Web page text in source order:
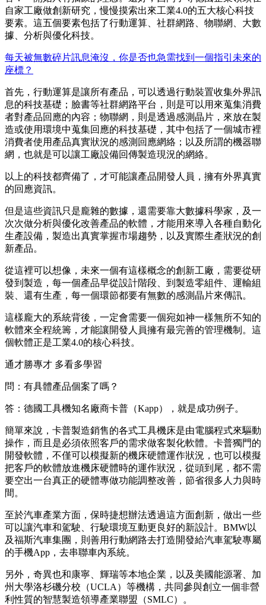
自家工廠做創新研究，慢慢摸索出來工業4.0的五大核心科技
要素。這五個要素包括了行動運算、社群網路、物聯網、大數
據、分析與優化科技。
每天被無數碎片訊息淹沒，你是否也急需找到一個指引未來的
座標？
首先，行動運算是讓所有產品，可以透過行動裝置收集外界訊
息的科技基礎；臉書等社群網路平台，則是可以用來蒐集消費
者對產品回應的內容；物聯網，則是透過感測晶片，來放在製
造或使用環境中蒐集回應的科技基礎，其中包括了一個城市裡
消費者使用產品真實狀況的感測回應網絡；以及所謂的機器聯
網，也就是可以讓工廠設備回傳製造現況的網絡。
以上的科技都齊備了，才可能讓產品開發人員，擁有外界真實
的回應資訊。
但是這些資訊只是龐雜的數據，還需要靠大數據科學家，及一
次次做分析與優化改善產品的軟體，才能用來導入各種自動化
生產設備，製造出真實掌握市場趨勢，以及實際生產狀況的創
新產品。
從這裡可以想像，未來一個有這樣概念的創新工廠，需要從研
發到製造，每一個產品早從設計階段、到製造零組件、運輸組
裝、還有生產，每一個環節都要有無數的感測晶片來傳訊。
這樣龐大的系統背後，一定會需要一個宛如神一樣無所不知的
軟體來全程統籌，才能讓開發人員擁有最完善的管理機制。這
個軟體正是工業4.0的核心科技。
通才勝專才 多看多學習
問：有具體產品個案了嗎？
答：德國工具機知名廠商卡普（Kapp），就是成功例子。
簡單來說，卡普製造銷售的各式工具機床是由電腦程式來驅動
操作，而且是必須依照客戶的需求做客製化軟體。卡普獨門的
開發軟體，不僅可以模擬新的機床硬體運作狀況，也可以模擬
把客戶的軟體放進機床硬體時的運作狀況，從頭到尾，都不需
要空出一台真正的硬體專做功能調整改善，節省很多人力與時
間。
至於汽車產業方面，保時捷想辦法透過這方面創新，做出一些
可以讓汽車和駕駛、行駛環境互動更良好的新設計。BMW以
及福斯汽車集團，則善用行動網路去打造開發給汽車駕駛專屬
的手機App，去串聯車內系統。
另外，奇異也和康寧、輝瑞等本地企業，以及美國能源署、加
州大學洛杉磯分校（UCLA）等機構，共同參與創立一個非營
利性質的智慧製造領導產業聯盟（SMLC）。